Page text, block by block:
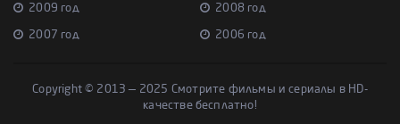
2009 год 2008 год
2007 год 2006 год
Copyright © 2013 — 2025 Смотрите фильмы и сериалы в HD-
качестве бесплатно!